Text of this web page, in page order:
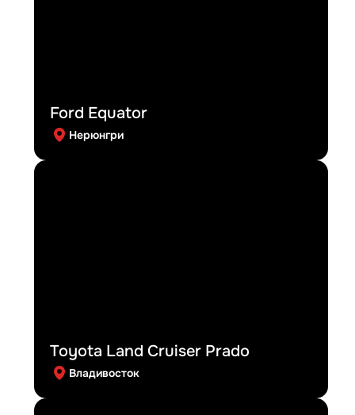
Ford Equator
Нерюнгри
Toyota Land Cruiser Prado
Владивосток